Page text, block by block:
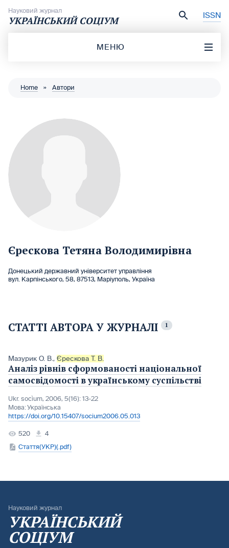
Науковий журнал
УКРАЇНСЬКИЙ СОЦІУМ ISSN
МЕНЮ
Home » Автори
Єрескова Тетяна Володимирівна
Донецький державний університет управління
вул. Карпінського, 58, 87513, Маріуполь, Україна
СТАТТІ АВТОРА У ЖУРНАЛІ 1
Мазурик О. В. , Єрескова Т. В.
Аналіз рівнів сформованості національної
самосвідомості в українському суспільстві
Ukr. socìum, 2006, 5(16): 13-22
Мова:Українська
https://doi.org/10.15407/socium2006.05.013
520
4
Стаття(УКР)(.pdf)
Науковий журнал
УКРАЇНСЬКИЙ
СОЦІУМ